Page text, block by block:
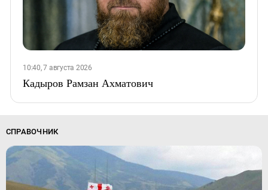
10:40, 7 августа 2026
Кадыров Рамзан Ахматович
СПРАВОЧНИК